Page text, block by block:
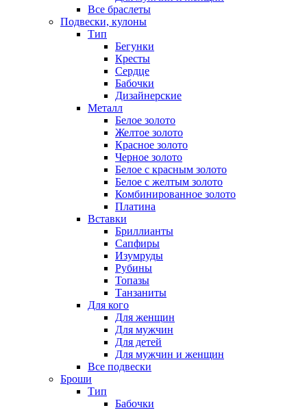
Все браслеты
Подвески, кулоны
Тип
Бегунки
Кресты
Сердце
Бабочки
Дизайнерские
Металл
Белое золото
Желтое золото
Красное золото
Черное золото
Белое с красным золото
Белое с желтым золото
Комбинированное золото
Платина
Вставки
Бриллианты
Сапфиры
Изумруды
Рубины
Топазы
Танзаниты
Для кого
Для женщин
Для мужчин
Для детей
Для мужчин и женщин
Все подвески
Броши
Тип
Бабочки